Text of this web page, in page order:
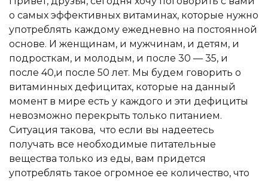
о самых эффективных витаминах, которые нужно
употреблять каждому ежедневно на постоянной
основе. И женщинам, и мужчинам, и детям, и
подросткам, и молодым, и после 30 — 35, и
после 40,и после 50 лет. Мы будем говорить о
витаминных дефицитах, которые на данный
момент в мире есть у каждого и эти дефициты
невозможно перекрыть только питанием.
Ситуация такова, что если вы надеетесь
получать все необходимые питательные
вещества только из еды, вам придется
употреблять такое огромное ее количество, что